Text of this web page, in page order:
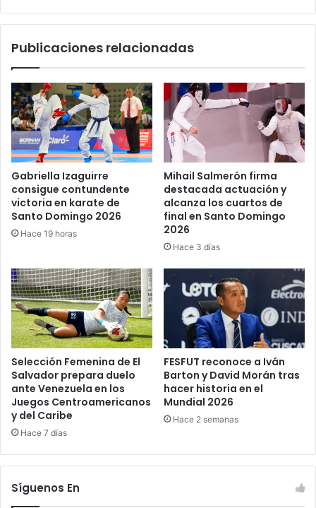
Publicaciones relacionadas
Gabriella Izaguirre
consigue contundente
victoria en karate de
Santo Domingo 2026
Hace 19 horas
Mihail Salmerón firma
destacada actuación y
alcanza los cuartos de
final en Santo Domingo
2026
Hace 3 días
Selección Femenina de El
Salvador prepara duelo
ante Venezuela en los
Juegos Centroamericanos
y del Caribe
Hace 7 días
FESFUT reconoce a Iván
Barton y David Morán tras
hacer historia en el
Mundial 2026
Hace 2 semanas
Síguenos En